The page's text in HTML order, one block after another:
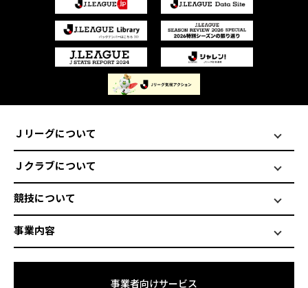
Ｊリーグについて
Ｊクラブについて
競技について
事業内容
事業者向けサービス